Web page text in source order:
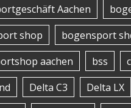
Aachen
shop
bogensport
aachen
bss
Delta C3
Delta LX